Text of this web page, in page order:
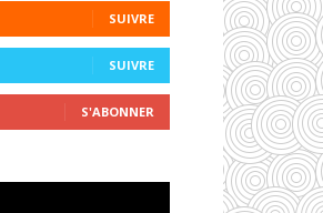
SUIVRE
SUIVRE
S'ABONNER